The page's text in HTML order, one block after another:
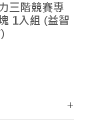
三階競賽專
1入組 (益智